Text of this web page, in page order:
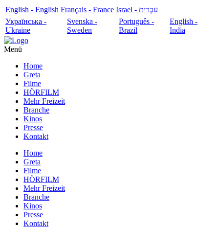
English - English Français - France
עִבְרִית - Israel
Українська -
Ukraine
Svenska -
Sweden
Português -
Brazil
English -
India
Menü
Home
Greta
Filme
HÖRFILM
Mehr Freizeit
Branche
Kinos
Presse
Kontakt
Home
Greta
Filme
HÖRFILM
Mehr Freizeit
Branche
Kinos
Presse
Kontakt